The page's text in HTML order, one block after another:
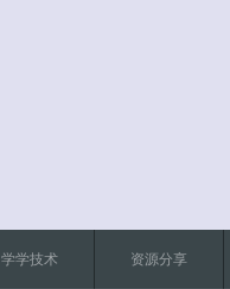
学学技术 资源分享